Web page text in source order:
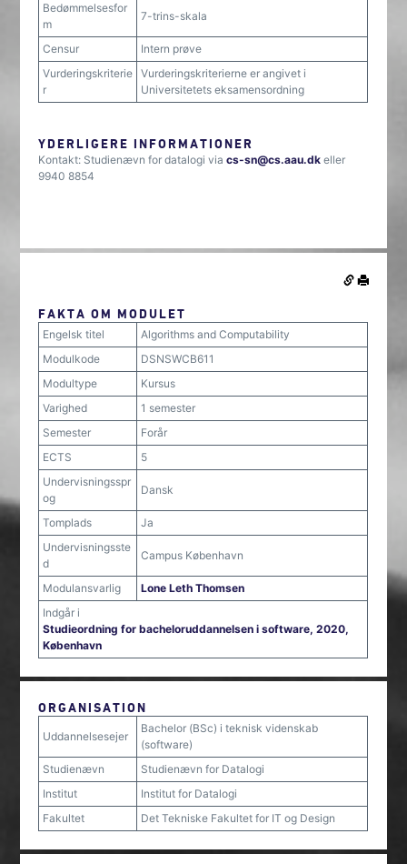
Bedømmelsesfor
m
7-trins-skala
Censur
Intern prøve
Vurderingskriterie
r
Vurderingskriterierne er angivet i
Universitetets eksamensordning
YDERLIGERE INFORMATIONER
Kontakt: Studienævn for datalogi viacs-sn@cs.aau.dk eller
9940 8854
FAKTA OM MODULET
Engelsk titel
Algorithms and Computability
Modulkode
DSNSWCB611
Modultype
Kursus
Varighed
1 semester
Semester
Forår
ECTS
5
Undervisningsspr
og
Dansk
Tomplads
Ja
Undervisningsste
d
Campus København
Modulansvarlig
Lone Leth Thomsen
Indgår i
Studieordning for bacheloruddannelsen i software, 2020,
København
ORGANISATION
Uddannelsesejer
Bachelor (BSc) i teknisk videnskab
(software)
Studienævn
Studienævn for Datalogi
Institut
Institut for Datalogi
Fakultet
Det Tekniske Fakultet for IT og Design